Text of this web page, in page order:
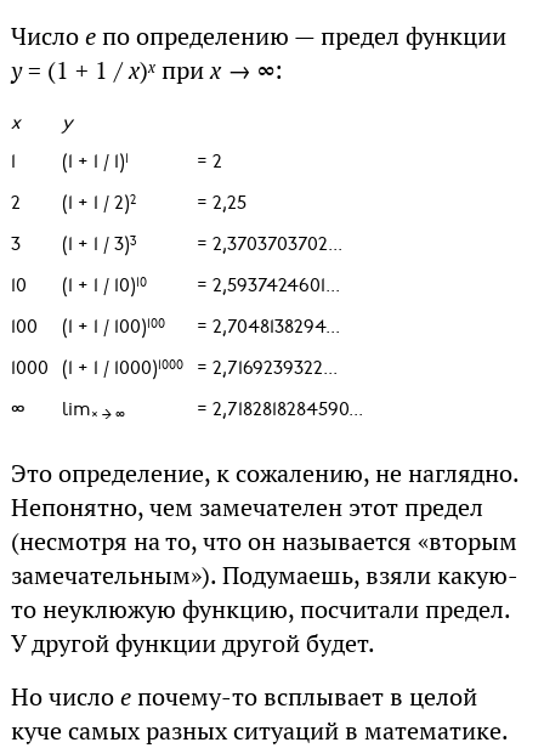
Числоeпо определению — предел функции
y= (1 + 1 /x)xприx→ ∞:
x
y
1
(1 + 1 / 1)1
= 2
2
(1 + 1 / 2)2
= 2,25
3
(1 + 1 / 3)3
= 2,3703703702...
10
(1 + 1 / 10)10
= 2,5937424601...
100
(1 + 1 / 100)100
= 2,7048138294...
1000 (1 + 1 / 1000)1000
= 2,7169239322...
∞
lim× → ∞ = 2,7182818284590...
Это определение, к сожалению, не наглядно.
Непонятно, чем замечателен этот предел
(несмотря на то, что он называется «вторым
замечательным»). Подумаешь, взяли какую-
то неуклюжую функцию, посчитали предел.
У другой функции другой будет.
Но числоeпочему-то всплывает в целой
куче самых разных ситуаций в математике.